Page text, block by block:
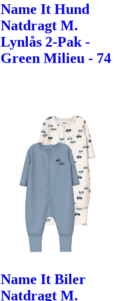
Name It Hund
Natdragt M.
Lynlås 2-Pak -
Green Milieu - 74
Name It Biler
Natdragt M.